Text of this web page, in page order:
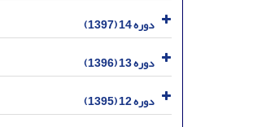
دوره 14 (1397)
دوره 13 (1396)
دوره 12 (1395)